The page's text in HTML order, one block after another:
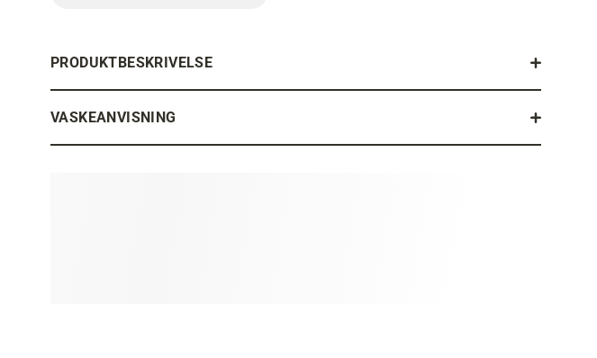
PRODUKTBESKRIVELSE
VASKEANVISNING